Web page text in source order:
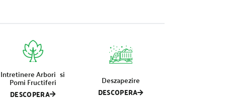
Intretinere Arbori si
Pomi Fructiferi
DESCOPERA
Deszapezire
DESCOPERA